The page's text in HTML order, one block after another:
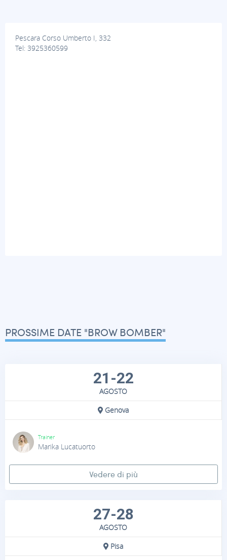
Pescara Corso Umberto I, 332
Tel: 3925360599
PROSSIME DATE "BROW BOMBER"
21-22
AGOSTO
Genova
Trainer
Marika Lucatuorto
Vedere di più
27-28
AGOSTO
Pisa